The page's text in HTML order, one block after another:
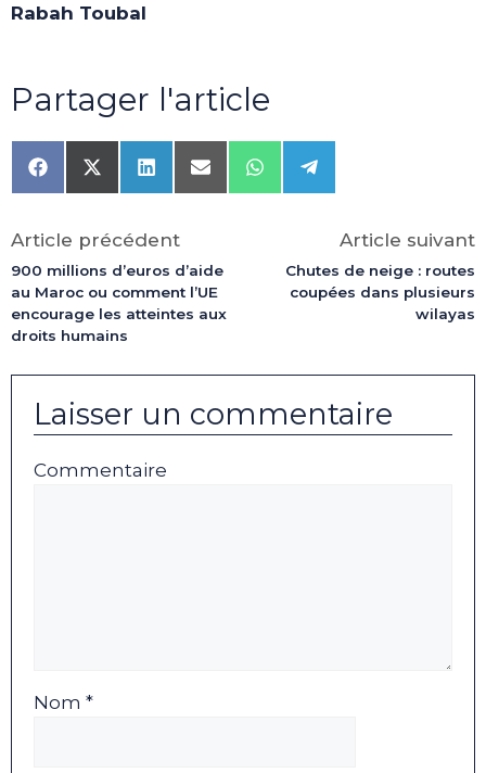
Rabah Toubal
Partager l'article
Share
on
Share
on
(Twitter)
Share
on
Share
on
Share
on
Share
on
Article précédent
900 millions d’euros d’aide
au Maroc ou comment l’UE
encourage les atteintes aux
droits humains
Article suivant
Chutes de neige : routes
coupées dans plusieurs
wilayas
Laisser un commentaire
Commentaire
Nom *